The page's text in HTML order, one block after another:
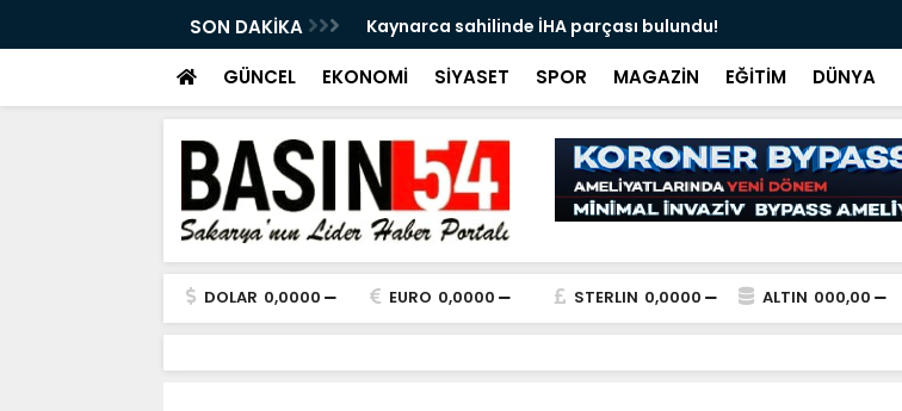
SON DAKİKA
Tersine Dönecek: Pazar Sağanak Var Kaynarca sahilinde İHA parçası bulundu!
GÜNCEL EKONOMİ SİYASET SPOR MAGAZİN EĞİTİM DÜNYA
DOLAR 0,0000 EURO 0,0000 STERLIN 0,0000 ALTIN 000,00